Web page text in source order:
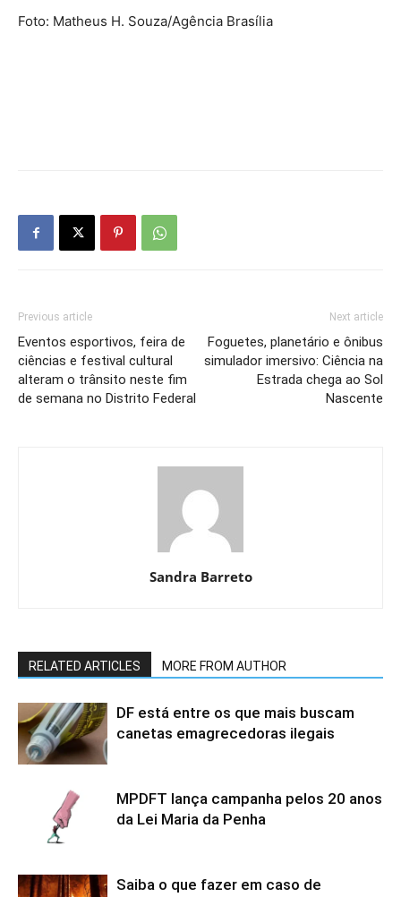
Foto: Matheus H. Souza/Agência Brasília
Previous article
Eventos esportivos, feira de
ciências e festival cultural
alteram o trânsito neste fim
de semana no Distrito Federal
Next article
Foguetes, planetário e ônibus
simulador imersivo: Ciência na
Estrada chega ao Sol
Nascente
Sandra Barreto
RELATED ARTICLES MORE FROM AUTHOR
DF está entre os que mais buscam
canetas emagrecedoras ilegais
MPDFT lança campanha pelos 20 anos
da Lei Maria da Penha
Saiba o que fazer em caso de